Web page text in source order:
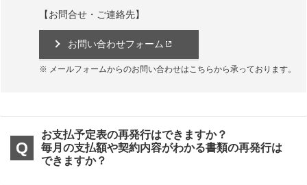
【お問合せ・ご連絡先】
お問い合わせフォーム
メールフォームからのお問い合わせはこちらから承っております。
お支払予定表の再発行はできますか？
毎月の支払額や契約内容がわかる書類の再発行は
できますか？